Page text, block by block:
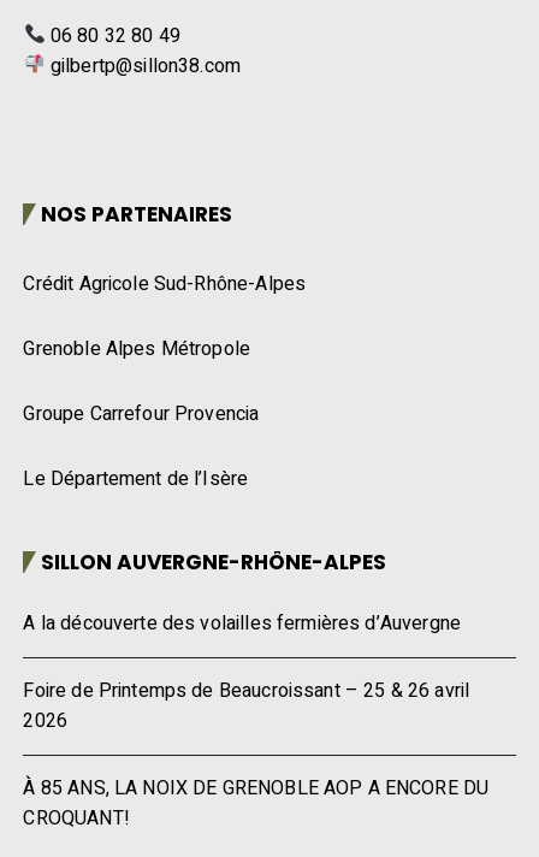
06 80 32 80 49
gilbertp@sillon38.com
NOS PARTENAIRES
Crédit Agricole Sud-Rhône-Alpes
Grenoble Alpes Métropole
Groupe Carrefour Provencia
Le Département de l’Isère
SILLON AUVERGNE-RHÔNE-ALPES
A la découverte des volailles fermières d’Auvergne
Foire de Printemps de Beaucroissant – 25 & 26 avril
2026
À 85 ANS, LA NOIX DE GRENOBLE AOP A ENCORE DU
CROQUANT!